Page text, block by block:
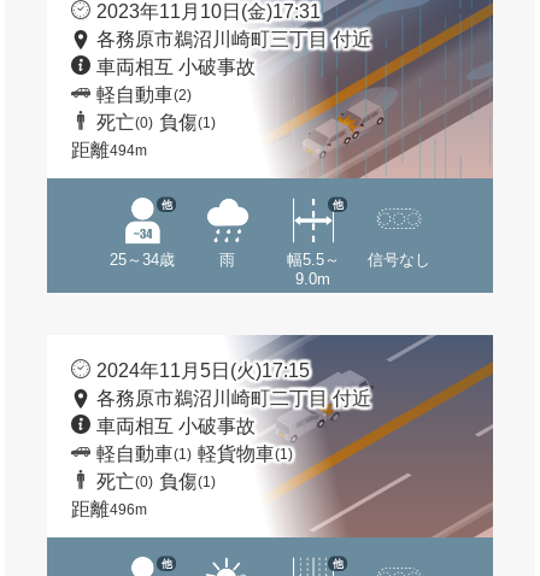
2023年11月10日(金)17:31
各務原市鵜沼川崎町三丁目 付近
車両相互 小破事故
軽自動車(2)
死亡(0) 負傷(1)
距離494m
25～34歳
他
雨
幅5.5～
9.0m
他
信号なし
2024年11月5日(火)17:15
各務原市鵜沼川崎町二丁目 付近
車両相互 小破事故
軽自動車(1) 軽貨物車(1)
死亡(0) 負傷(1)
距離496m
他 他